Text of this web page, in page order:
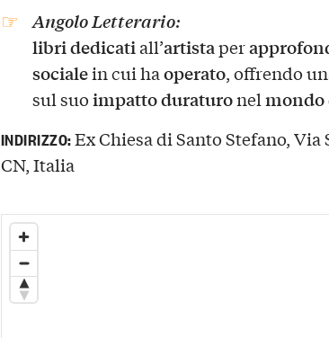
Angolo Letterario:
libri dedicatiall’artistaper
socialein cui haoperato, offrendo
sul suoimpatto duraturonelmondo
INDIRIZZO:Ex Chiesa di Santo Stefano,
CN, Italia